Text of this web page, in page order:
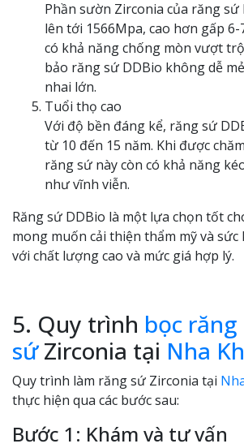
Phần sườn Zirconia của răng sứ
lên tới 1566Mpa, cao hơn gấp
có khả năng chống mòn vượt
bảo răng sứ DDBio không dễ
nhai lớn.
Tuổi thọ cao
Với độ bền đáng kể, răng sứ
từ 10 đến 15 năm. Khi được
răng sứ này còn có khả năng
như vĩnh viễn.
Răng sứ DDBio là một lựa chọn tốt
mong muốn cải thiện thẩm mỹ và
với chất lượng cao và mức giá hợp lý.
5. Quy trình bọc răng
sứZirconia tại Nha
Quy trình làm răng sứ Zirconia tại
thực hiện qua các bước sau:
Bước 1: Khám và tư vấn